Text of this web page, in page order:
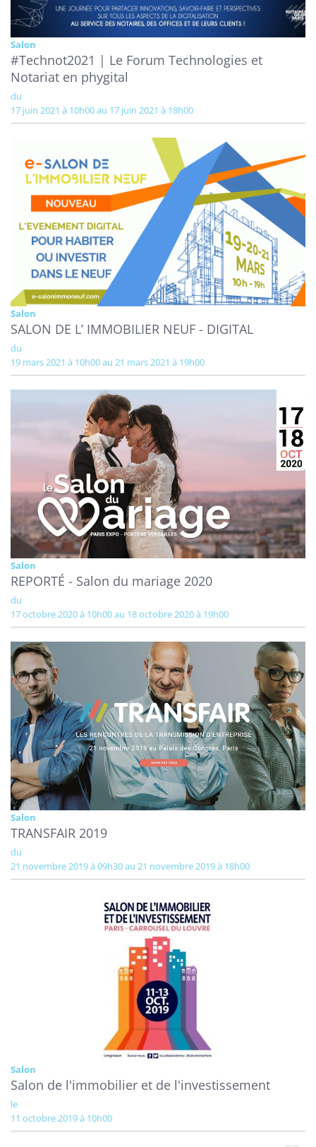
Salon
#Technot2021 | Le Forum Technologies et
Notariat en phygital
du
17 juin 2021 à 10h00 au 17 juin 2021 à 18h00
Salon
SALON DE L’ IMMOBILIER NEUF - DIGITAL
du
19 mars 2021 à 10h00 au 21 mars 2021 à 19h00
Salon
REPORTÉ - Salon du mariage 2020
du
17 octobre 2020 à 10h00 au 18 octobre 2020 à 19h00
Salon
TRANSFAIR 2019
du
21 novembre 2019 à 09h30 au 21 novembre 2019 à 18h00
Salon
Salon de l'immobilier et de l'investissement
le
11 octobre 2019 à 10h00